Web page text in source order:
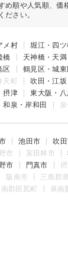
め順や人気順、価
ださい。
メ村 堀江・四
橋 天神橋・天満
区 鶴見区・城
町 吹田・江坂
摂津 東大阪・
和泉・岸和田
池田市 吹
市 富田林市
市 門真市
阪南市 三島郡
郡田尻町 泉南